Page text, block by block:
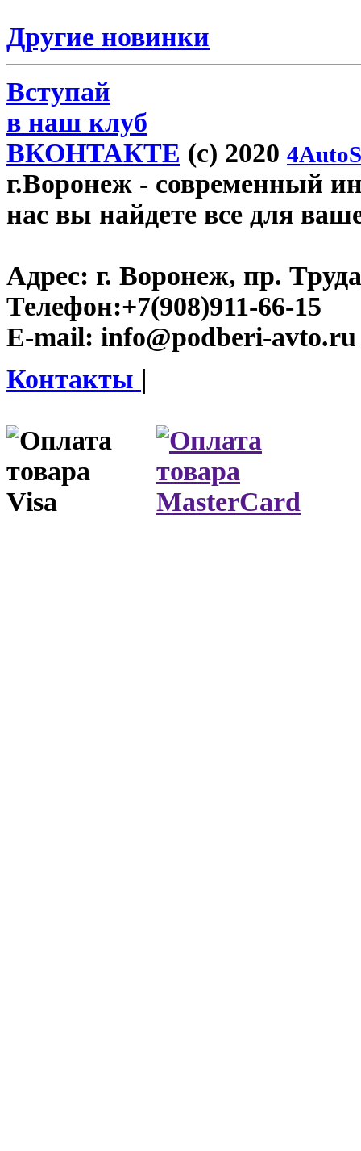
Другие новинки
Вступай
в наш клуб
ВКОНТАКТЕ (c) 2020
г.Воронеж - современный
нас вы найдете все для
Адрес: г. Воронеж, пр.
Телефон:+7(908)911-66-15
E-mail: info@podberi-avto.ru
Контакты |